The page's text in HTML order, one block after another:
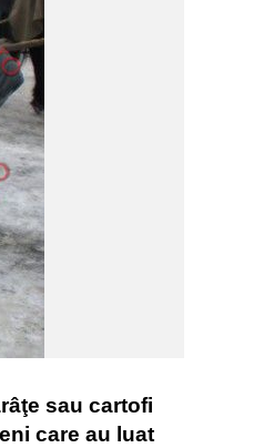
sau cartofi
care au luat